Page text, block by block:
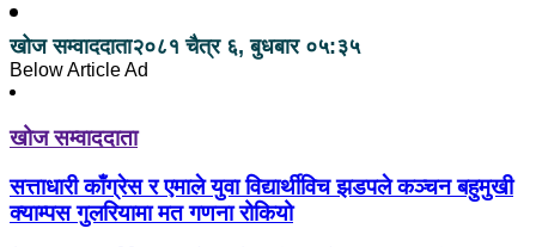
खोज सम्वाददाता२०८१ चैत्र ६, बुधबार ०५:३५
Below Article Ad
खोज सम्वाददाता
सत्ताधारी काँग्रेस र एमाले युवा विद्यार्थीविच झडपले कञ्चन बहुमुखी
क्याम्पस गुलरियामा मत गणना रोकियो